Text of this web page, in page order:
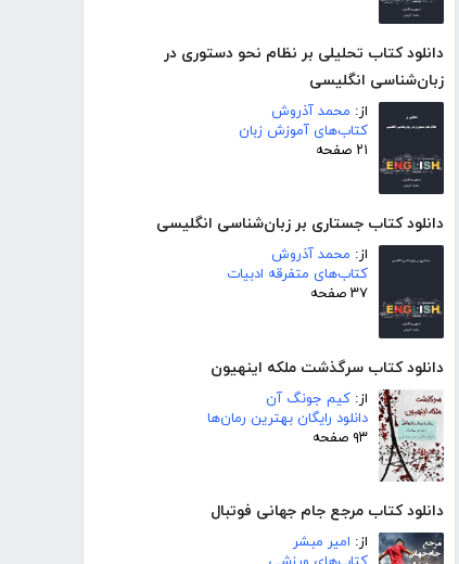
دانلود کتاب تحلیلی بر نظام نحو دستوری در
زبان‌شناسی انگلیسی
از: محمد آذروش
کتاب‌های آموزش زبان
۲۱ صفحه
دانلود کتاب جستاری بر زبان‌شناسی انگلیسی
از: محمد آذروش
کتاب‌های متفرقه ادبیات
۳۷ صفحه
دانلود کتاب سرگذشت ملکه اینهیون
از: کیم جونگ آن
دانلود رایگان بهترین رمان‌ها
۹۳ صفحه
دانلود کتاب مرجع جام جهانی فوتبال
از: امیر مبشر